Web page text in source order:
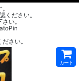
ください。
い。
さい。
カート